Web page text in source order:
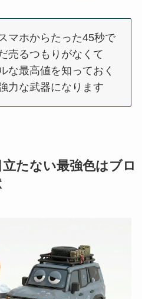
マホからたった45秒で
売るつもりがなくて
な最高値を知っておく
力な武器になります
立たない最強色はブロ